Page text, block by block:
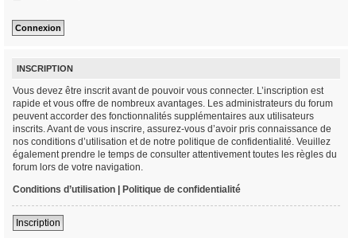
INSCRIPTION
Vous devez être inscrit avant de pouvoir vous connecter. L’inscription est
rapide et vous offre de nombreux avantages. Les administrateurs du forum
peuvent accorder des fonctionnalités supplémentaires aux utilisateurs
inscrits. Avant de vous inscrire, assurez-vous d’avoir pris connaissance de
nos conditions d’utilisation et de notre politique de confidentialité. Veuillez
également prendre le temps de consulter attentivement toutes les règles du
forum lors de votre navigation.
Conditions d’utilisation | Politique de confidentialité
Inscription